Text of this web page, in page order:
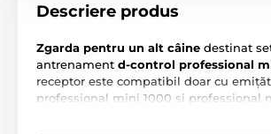
Descriere produs
Zgarda pentru un alt câine destinat
antrenament d-control professional
receptor este compatibil doar cu
professional mini 1000 și professional